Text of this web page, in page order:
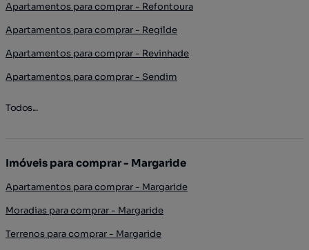
Apartamentos para comprar - Refontoura
Apartamentos para comprar - Regilde
Apartamentos para comprar - Revinhade
Apartamentos para comprar - Sendim
Todos...
Imóveis para comprar - Margaride
Apartamentos para comprar - Margaride
Moradias para comprar - Margaride
Terrenos para comprar - Margaride